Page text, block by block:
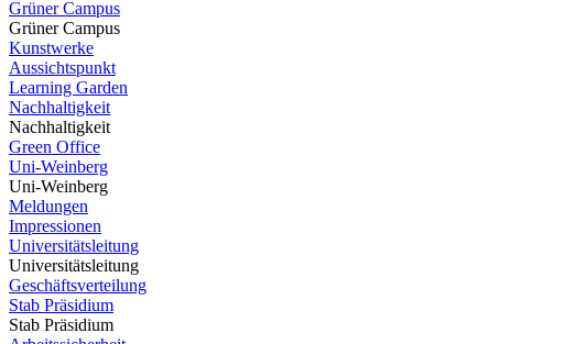
Grüner Campus
Grüner Campus
Kunstwerke
Aussichtspunkt
Learning Garden
Nachhaltigkeit
Nachhaltigkeit
Green Office
Uni-Weinberg
Uni-Weinberg
Meldungen
Impressionen
Universitätsleitung
Universitätsleitung
Geschäftsverteilung
Stab Präsidium
Stab Präsidium